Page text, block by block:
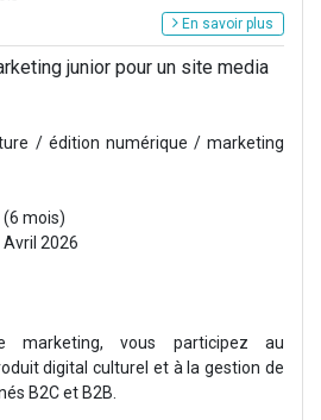
En savoir plus
junior pour un site media
/ édition numérique / marketing
mois)
Avril 2026
marketing, vous participez au
digital culturel et à la gestion de
B2C et B2B.